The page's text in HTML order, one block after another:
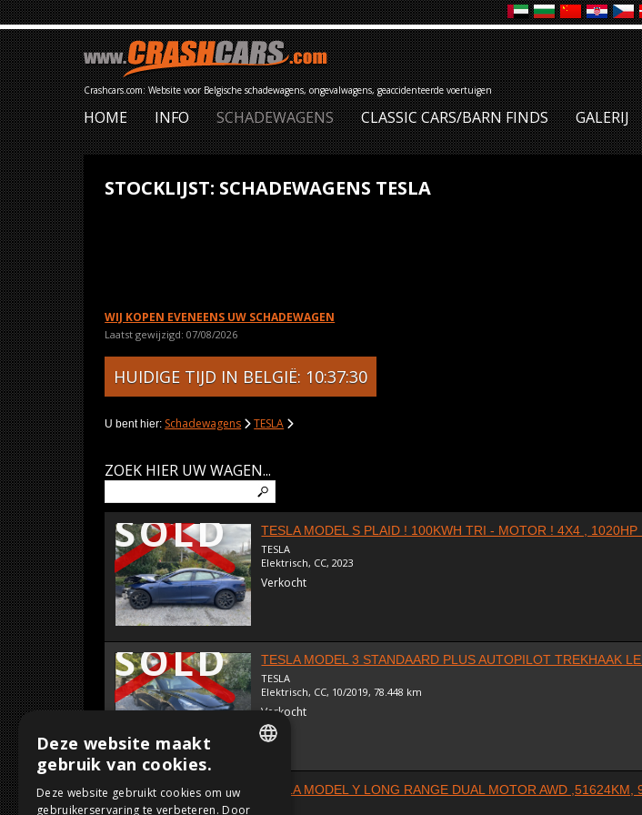
Crashcars.com: Website voor Belgische schadewagens, ongevalwagens, geaccidenteerde voertuigen
HOME INFO SCHADEWAGENS CLASSIC CARS/BARN FINDS GALERIJ
STOCKLIJST: SCHADEWAGENS TESLA
WIJ KOPEN EVENEENS UW SCHADEWAGEN
Laatst gewijzigd: 07/08/2026
HUIDIGE TIJD IN BELGIË: 10:37:30
U bent hier: Schadewagens TESLA
ZOEK HIER UW WAGEN...
SOLD TESLA MODEL S PLAID ! 100KWH TRI - MOTOR ! 4X4 , 1020HP
TESLA
Elektrisch, CC, 2023
Verkocht
SOLD TESLA MODEL 3 STANDAARD PLUS AUTOPILOT TREKHAAK
TESLA
Elektrisch, CC, 10/2019, 78.448 km
Verkocht
SOLD TESLA MODEL Y LONG RANGE DUAL MOTOR AWD ,51624KM,
FRENCH
Deze website maakt
gebruik van cookies.
Deze website gebruikt cookies om uw
gebruikerservaring te verbeteren. Door